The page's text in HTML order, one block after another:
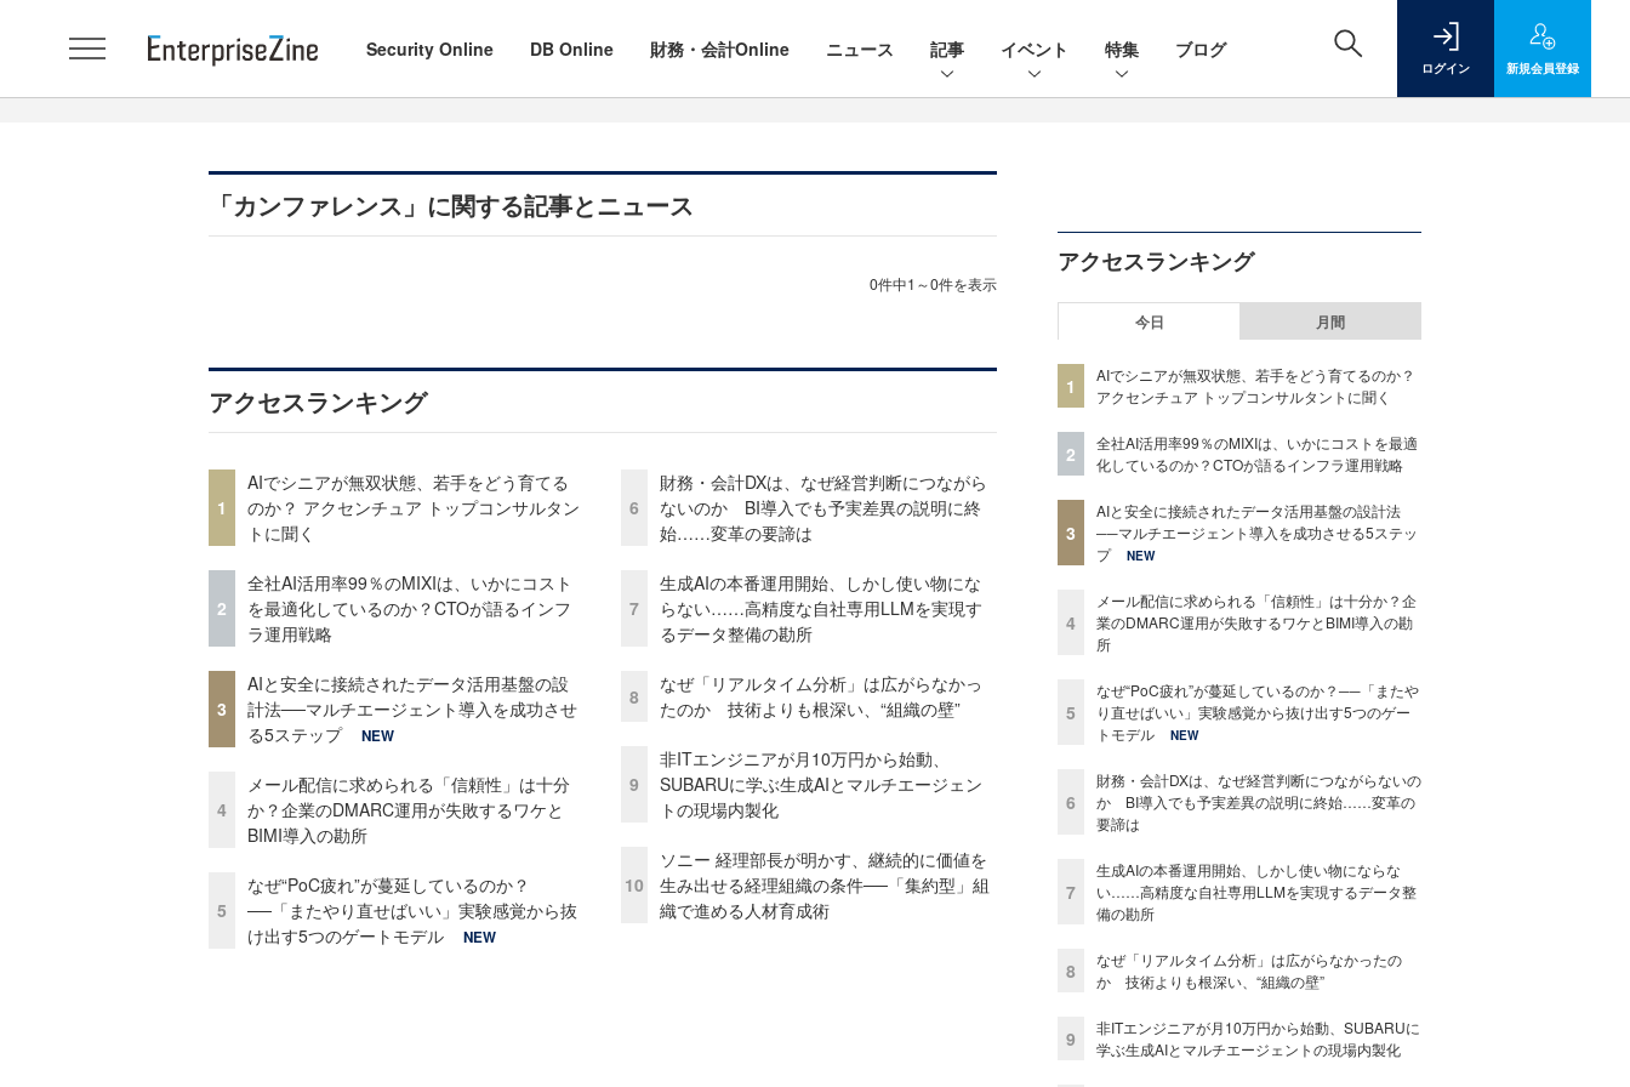
Security Online DB Online 財務・会計Online ニュース 記事 イベント 特集 ブログ
ログイン 新規会員登録
「カンファレンス」に関する記事とニュース
0件中1～0件を表示
アクセスランキング
1
AIでシニアが無双状態、若手をどう育てる
のか？ アクセンチュア トップコンサルタン
トに聞く
2
全社AI活用率99％のMIXIは、いかにコスト
を最適化しているのか？CTOが語るインフ
ラ運用戦略
3
AIと安全に接続されたデータ活用基盤の設
計法──マルチエージェント導入を成功させ
る5ステップ
NEW
4
メール配信に求められる「信頼性」は十分
か？企業のDMARC運用が失敗するワケと
BIMI導入の勘所
5
なぜ“PoC疲れ”が蔓延しているのか？
──「またやり直せばいい」実験感覚から抜
け出す5つのゲートモデル
NEW
6
財務・会計DXは、なぜ経営判断につながら
ないのか BI導入でも予実差異の説明に終
始……変革の要諦は
7
生成AIの本番運用開始、しかし使い物にな
らない……高精度な自社専用LLMを実現す
るデータ整備の勘所
8
なぜ「リアルタイム分析」は広がらなかっ
たのか 技術よりも根深い、“組織の壁”
9
非ITエンジニアが月10万円から始動、
SUBARUに学ぶ生成AIとマルチエージェン
トの現場内製化
10
ソニー 経理部長が明かす、継続的に価値を
生み出せる経理組織の条件──「集約型」組
織で進める人材育成術
アクセスランキング
今日 月間
1
AIでシニアが無双状態、若手をどう育てるのか？
アクセンチュア トップコンサルタントに聞く
2
全社AI活用率99％のMIXIは、いかにコストを最適
化しているのか？CTOが語るインフラ運用戦略
3
AIと安全に接続されたデータ活用基盤の設計法
──マルチエージェント導入を成功させる5ステッ
プ
NEW
4
メール配信に求められる「信頼性」は十分か？企
業のDMARC運用が失敗するワケとBIMI導入の勘
所
5
なぜ“PoC疲れ”が蔓延しているのか？──「またや
り直せばいい」実験感覚から抜け出す5つのゲー
トモデル
NEW
6
財務・会計DXは、なぜ経営判断につながらないの
か BI導入でも予実差異の説明に終始……変革の
要諦は
7
生成AIの本番運用開始、しかし使い物にならな
い……高精度な自社専用LLMを実現するデータ整
備の勘所
8
なぜ「リアルタイム分析」は広がらなかったの
か 技術よりも根深い、“組織の壁”
9
非ITエンジニアが月10万円から始動、SUBARUに
学ぶ生成AIとマルチエージェントの現場内製化